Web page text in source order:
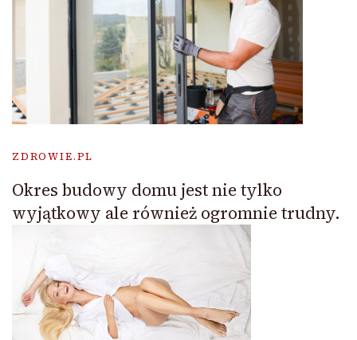
ZDROWIE.PL
Okres budowy domu jest nie tylko
wyjątkowy ale również ogromnie trudny.